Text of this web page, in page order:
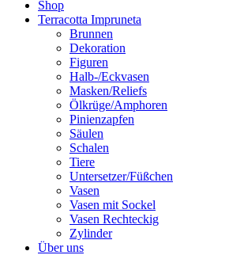
Shop
Terracotta Impruneta
Brunnen
Dekoration
Figuren
Halb-/Eckvasen
Masken/Reliefs
Ölkrüge/Amphoren
Pinienzapfen
Säulen
Schalen
Tiere
Untersetzer/Füßchen
Vasen
Vasen mit Sockel
Vasen Rechteckig
Zylinder
Über uns